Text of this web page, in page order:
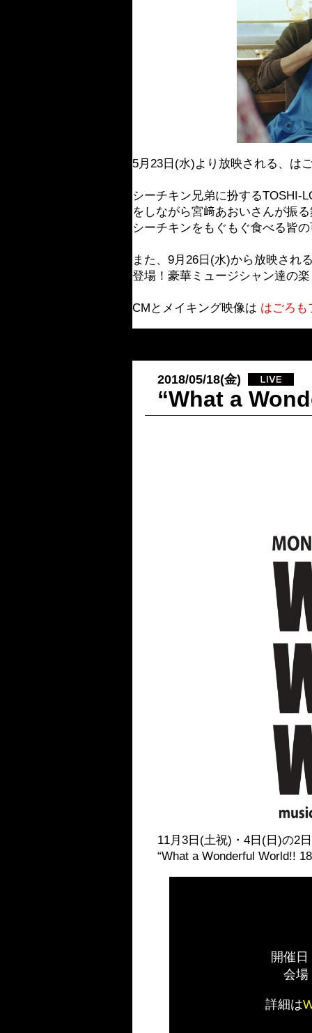
5月23日(水)より放映される、は
シーチキン兄弟に扮するTOSHI-
をしながら宮﨑あおいさんが振
シーチキンをもぐもぐ食べる皆
また、9月26日(水)から放映され
登場！豪華ミュージシャン達の
CMとメイキング映像は はごろも
2018/05/18(金)
“What a
11月3日(土祝)・4日(日)の2
“What a Wonderful World!!
開催日
会場
詳細は